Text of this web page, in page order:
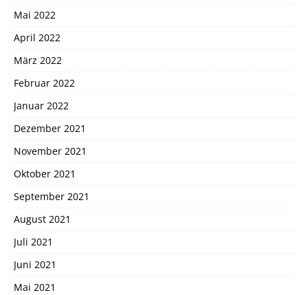
Mai 2022
April 2022
März 2022
Februar 2022
Januar 2022
Dezember 2021
November 2021
Oktober 2021
September 2021
August 2021
Juli 2021
Juni 2021
Mai 2021